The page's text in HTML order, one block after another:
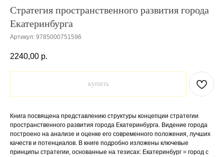
Стратегия пространственного развития города
Екатеринбурга
Артикул: 9785000751596
2240,00 р.
купить
Книга посвящена представлению структуры концепции стратегии
пространственного развития города Екатеринбурга. Видение города
построено на анализе и оценке его современного положения, лучших
качеств и потенциалов. В книге подробно изложены ключевые
принципы стратегии, основанные на тезисах: Екатеринбург = город с